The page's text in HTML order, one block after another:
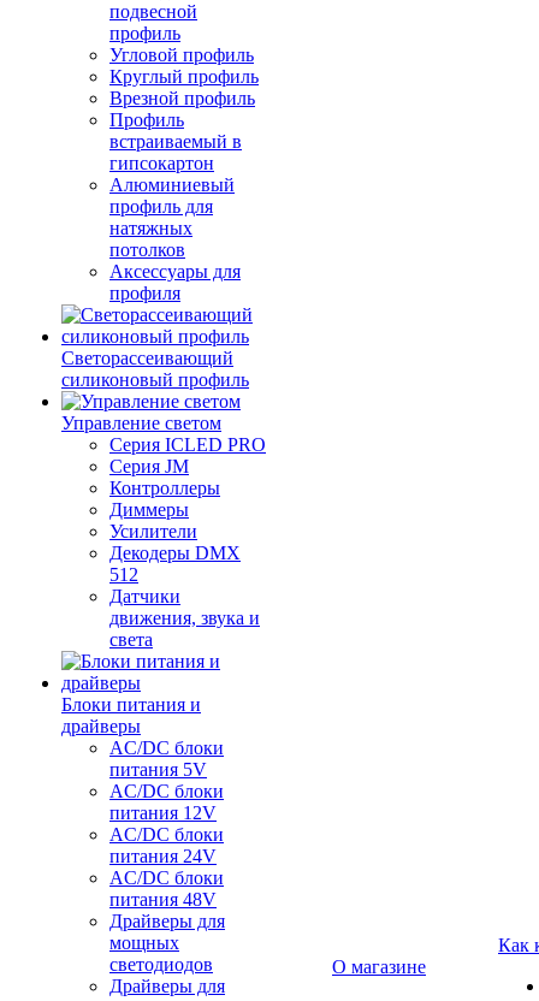
подвесной
профиль
Угловой профиль
Круглый профиль
Врезной профиль
Профиль
встраиваемый в
гипсокартон
Алюминиевый
профиль для
натяжных
потолков
Аксессуары для
профиля
Светорассеивающий
силиконовый профиль
Управление светом
Серия ICLED PRO
Серия JM
Контроллеры
Диммеры
Усилители
Декодеры DMX
512
Датчики
движения, звука и
света
Блоки питания и
драйверы
AC/DC блоки
питания 5V
AC/DC блоки
питания 12V
AC/DC блоки
питания 24V
AC/DC блоки
питания 48V
Драйверы для
мощных
светодиодов
Драйверы для
О магазине
Как